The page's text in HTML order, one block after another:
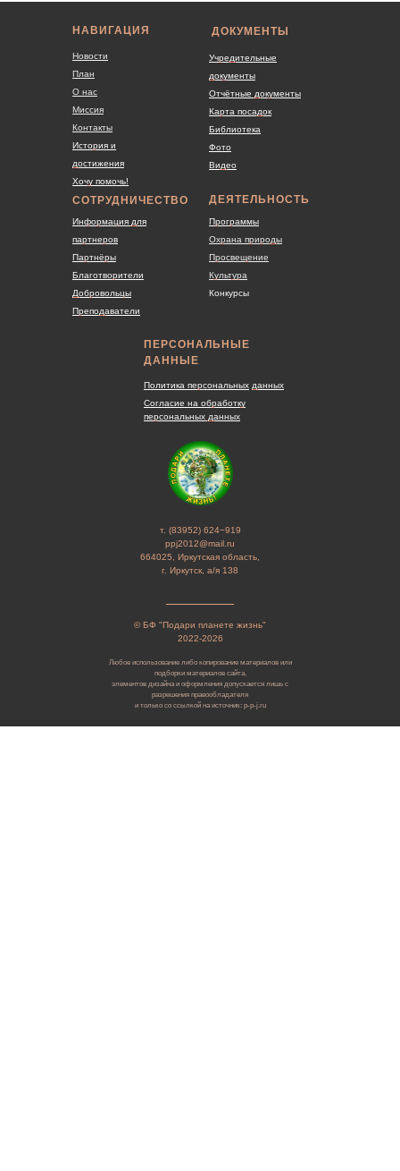
т. (83952) 624−919
ppj2012@mail.ru
664025, Иркутская область,
г. Иркутск, а/я 138
© БФ "Подари планете жизнь"
2022-2026
Любое использование либо копирование материалов или
подборки материалов сайта,
элементов дизайна и оформления допускается лишь с
разрешения правообладателя
и только со ссылкой на источник: p-p-j.ru
ДЕЯТЕЛЬНОСТЬ
ПЕРСОНАЛЬНЫЕ
ДАННЫЕ
НАВИГАЦИЯ
Новости
План
О нас
Миссия
Контакты
История и
достижения
Хочу помочь!
Программы
Охрана природы
Просвещение
Культура
Конкурсы
СОТРУДНИЧЕСТВО
Информация для
партнеров
Партнёры
Благотворители
Добровольцы
Преподаватели
ДОКУМЕНТЫ
Учредительные
документы
Отчётные документы
Карта посадок
Библиотека
Фото
Видео
Политика персональных данных
Согласие на обработку
персональных данных